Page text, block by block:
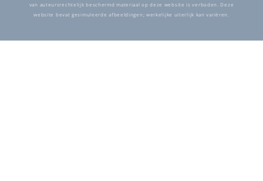
van auteursrechtelijk beschermd materiaal op deze website is verboden. Deze
website bevat gesimuleerde afbeeldingen; werkelijke uiterlijk kan variëren.